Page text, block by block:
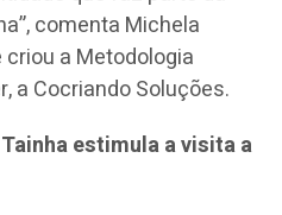
comenta Michela
a Metodologia
a Cocriando Soluções.
estimula a visita a